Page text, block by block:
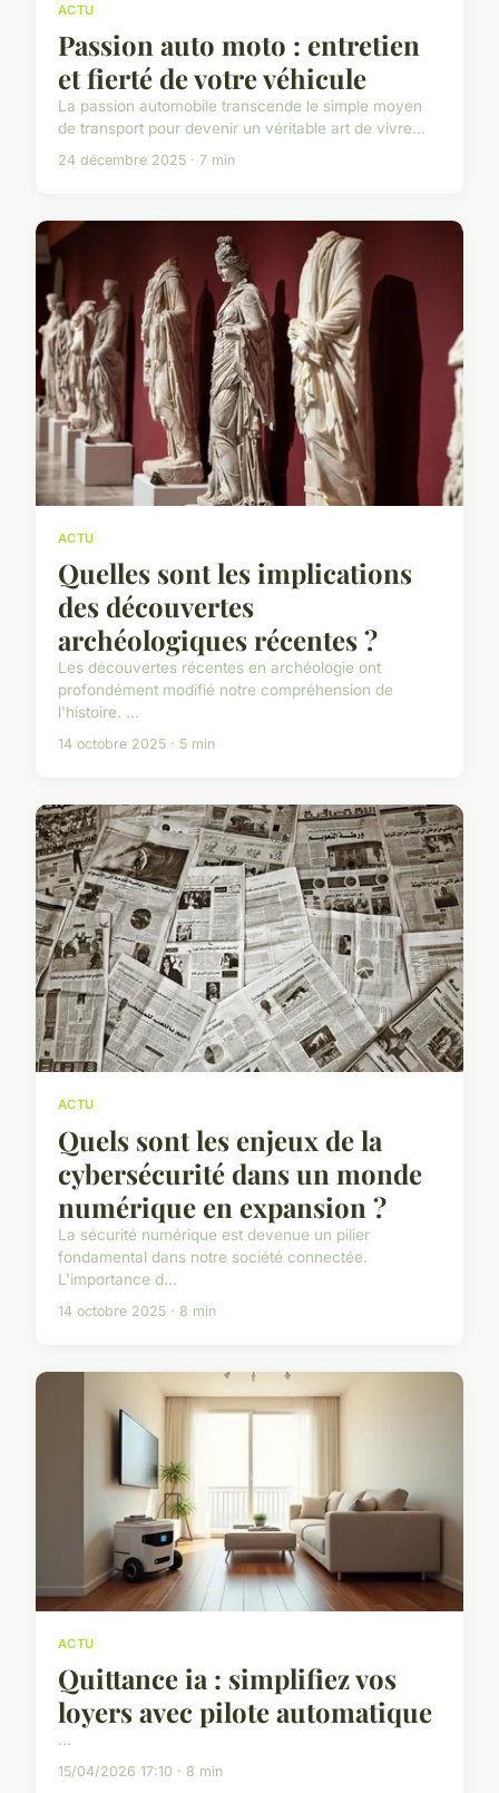
ACTU
Passion auto moto : entretien
et fierté de votre véhicule
La passion automobile transcende le simple moyen
de transport pour devenir un véritable art de vivre...
24 décembre 2025 · 7 min
ACTU
Quelles sont les implications
des découvertes
archéologiques récentes ?
Les découvertes récentes en archéologie ont
profondément modifié notre compréhension de
l'histoire. ...
14 octobre 2025 · 5 min
ACTU
Quels sont les enjeux de la
cybersécurité dans un monde
numérique en expansion ?
La sécurité numérique est devenue un pilier
fondamental dans notre société connectée.
L'importance d...
14 octobre 2025 · 8 min
ACTU
Quittance ia : simplifiez vos
loyers avec pilote automatique
...
15/04/2026 17:10 · 8 min